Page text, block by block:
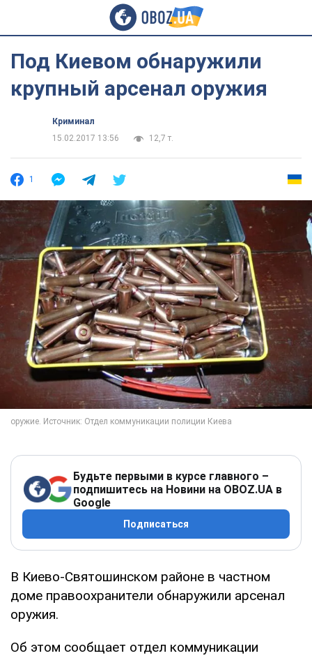
Под Киевом обнаружили
крупный арсенал оружия
Криминал
15.02.2017 13:56
12,7 т.
1
Будьте первыми в курсе главного –
подпишитесь на Новини на OBOZ.UA в
Google
Подписаться
В Киево-Святошинском районе в частном
доме правоохранители обнаружили арсенал
оружия.
Об этом сообщает отдел коммуникации